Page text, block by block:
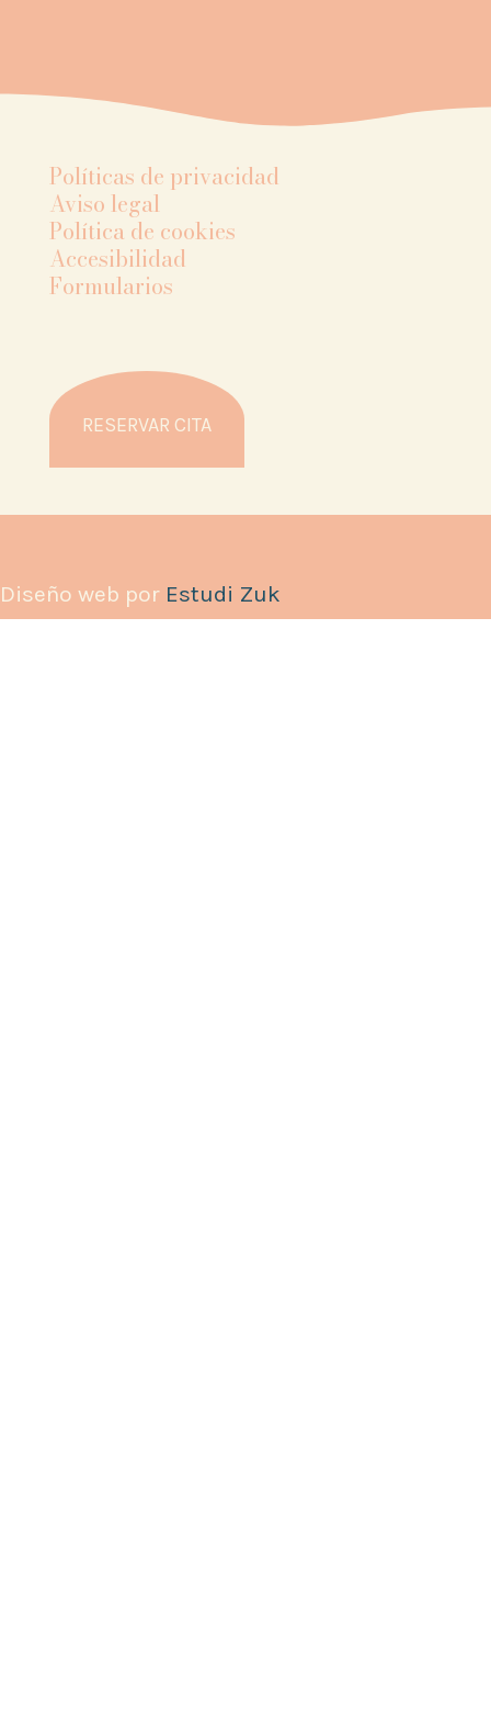
Políticas de privacidad
Aviso legal
Política de cookies
Accesibilidad
Formularios
RESERVAR CITA
Diseño web por Estudi Zuk